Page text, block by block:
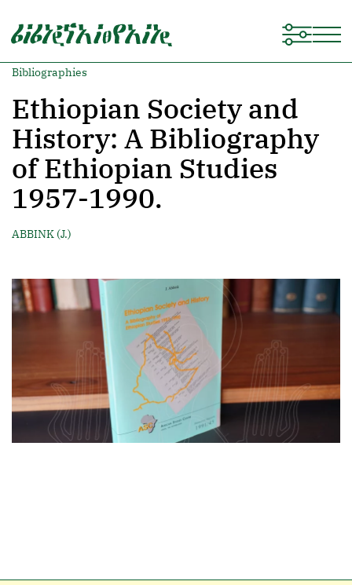
Bibliographies
Ethiopian Society and
History: A Bibliography
of Ethiopian Studies
1957-1990.
ABBINK (J.)